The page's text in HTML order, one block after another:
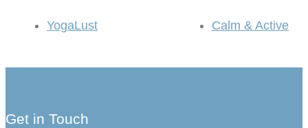
YogaLust Calm & Active
Get in Touch